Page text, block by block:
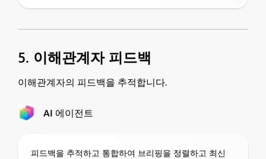
5. 이해관계자 피드백
이해관계자의 피드백을 추적합니다.
AI 에이전트
피드백을 추적하고 통합하여 브리핑을 정렬하고 최신